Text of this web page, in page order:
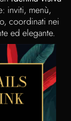
inviti, menù,
coordinati nei
ed elegante.